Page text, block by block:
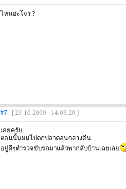
ไหนอ่ะโจร ?
#7 [ 23-10-2009 - 14:03:20 ]
เคยครับ
ตอนนั้นผมไปตกปลาตอนกลางคืน
อยู่ดีๆตำรวจขับรถมาแล้วพากลับบ้านเฉยเลย